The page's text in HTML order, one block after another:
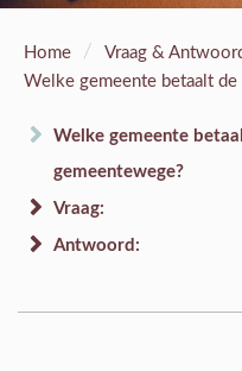
Home / Vraag &
Welke gemeente betaalt
Welke gemeente
gemeentewege?
Vraag:
Antwoord: